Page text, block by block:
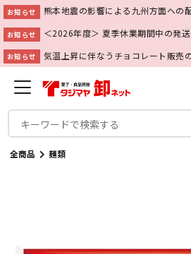
お知らせ 熊本地震の影響による九州方面への
お知らせ ＜2026年度＞ 夏季休業期間中の発
お知らせ 気温上昇に伴なうチョコレート販売
全商品 麺類